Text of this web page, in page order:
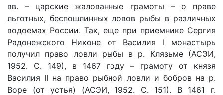
вв. – царские жалованные грамоты – о праве
льготных, беспошлинных ловов рыбы в различных
водоемах России. Так, еще при приемнике Сергия
Радонежского Никоне от Василия I монастырь
получил право ловли рыбы в р. Клязьме (АСЭИ,
1952. С. 149), в 1467 году – грамоту от князя
Василия II на право рыбной ловли и бобров на р.
Воре (от устья) (АСЭИ, 1952. С. 151). В 1461 г.